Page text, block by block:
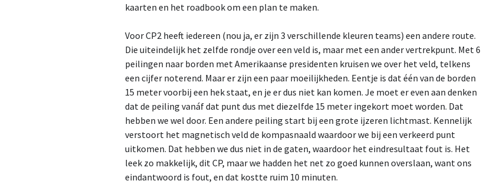
kaarten en het roadbook om een plan te maken.
Voor CP2 heeft iedereen (nou ja, er zijn 3 verschillende kleuren teams) een andere route.
Die uiteindelijk het zelfde rondje over een veld is, maar met een ander vertrekpunt. Met 6
peilingen naar borden met Amerikaanse presidenten kruisen we over het veld, telkens
een cijfer noterend. Maar er zijn een paar moeilijkheden. Eentje is dat één van de borden
15 meter voorbij een hek staat, en je er dus niet kan komen. Je moet er even aan denken
dat de peiling vanáf dat punt dus met diezelfde 15 meter ingekort moet worden. Dat
hebben we wel door. Een andere peiling start bij een grote ijzeren lichtmast. Kennelijk
verstoort het magnetisch veld de kompasnaald waardoor we bij een verkeerd punt
uitkomen. Dat hebben we dus niet in de gaten, waardoor het eindresultaat fout is. Het
leek zo makkelijk, dit CP, maar we hadden het net zo goed kunnen overslaan, want ons
eindantwoord is fout, en dat kostte ruim 10 minuten.